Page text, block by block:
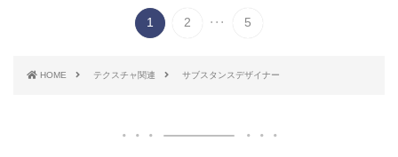
1 2 ... 5
HOME テクスチャ関連 サブスタンスデザイナー